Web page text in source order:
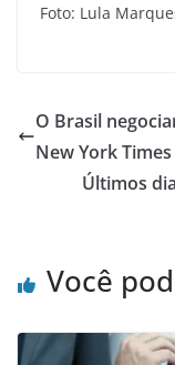
Foto: Lula
O Brasil
New York Times
Últimos
Você